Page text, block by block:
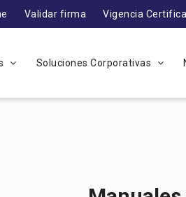
Validar firma Vigencia
Soluciones Corporativas